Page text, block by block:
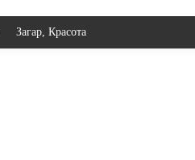
Загар, Красота